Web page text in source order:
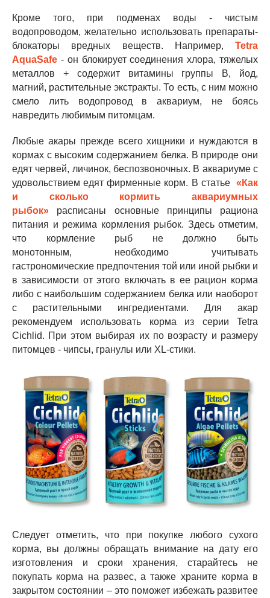
Кроме того, при подменах воды - чистым
водопроводом, желательно использовать препараты-
блокаторы вредных веществ. Например, Tetra
AquaSafe - он блокирует соединения хлора, тяжелых
металлов + содержит витамины группы В, йод,
магний, растительные экстракты. То есть, с ним можно
смело лить водопровод в аквариум, не боясь
навредить любимым питомцам.
Любые акары прежде всего хищники и нуждаются в
кормах с высоким содержанием белка. В природе они
едят червей, личинок, беспозвоночных. В аквариуме с
удовольствием едят фирменные корм. В статье «Как
и сколько кормить аквариумных
рыбок» расписаны основные принципы рациона
питания и режима кормления рыбок. Здесь отметим,
что кормление рыб не должно быть
монотонным, необходимо учитывать
гастрономические предпочтения той или иной рыбки и
в зависимости от этого включать в ее рацион корма
либо с наибольшим содержанием белка или наоборот
с растительными ингредиентами. Для акар
рекомендуем использовать корма из серии Tetra
Cichlid. При этом выбирая их по возрасту и размеру
питомцев - чипсы, гранулы или ХL-стики.
Следует отметить, что при покупке любого сухого
корма, вы должны обращать внимание на дату его
изготовления и сроки хранения, старайтесь не
покупать корма на развес, а также храните корма в
закрытом состоянии – это поможет избежать развитее